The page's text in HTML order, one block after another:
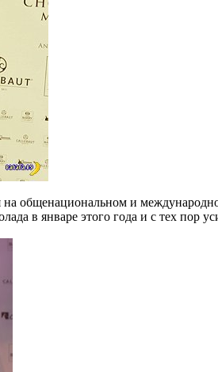
на общенациональном и
в январе этого года и с тех пор